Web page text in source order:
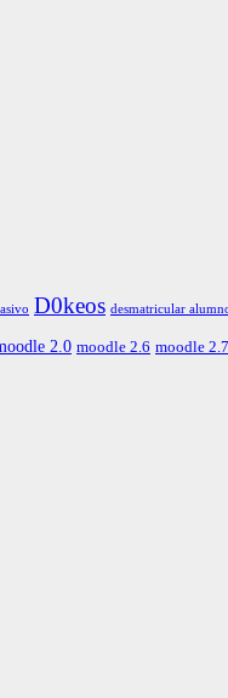
D0keos desmatricular
2.0 moodle 2.6 moodle 2.7